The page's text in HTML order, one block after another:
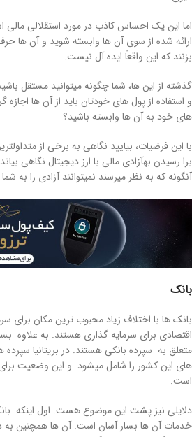
اما این یک احساس کاذب در مورد استقلالی
ارائه شده از سوی آن ها وابسته شوید و آن ها
بزنند که این واقعاً ایده آل نیست.
گذشته از این ها، شما چگونه میتوانید مستقل
و استفاده از پول های خودتان باید از آن ها
های خود به آن ها وابسته باشید؟
با این فرضیات، بیایید نگاهی به برخی از
برا رسیدن بهآزادی مالی با ارز دیجیتال نگاهی
آنگونه که به نظر میرسند نمیتوانند آزادی را به
بانک
بانک ها با اختلاف زیاد محبوب ترین مکان برای
اقتصادی برای سرمایه گذاری هستند. به علاوه
های این کشور را شامل میشود و این وضعیت
است.
دلایلی نیز پشت این موضوع هست. اول اینکه
خدمات آن ها بسار آسان است. آن ها همچنین به